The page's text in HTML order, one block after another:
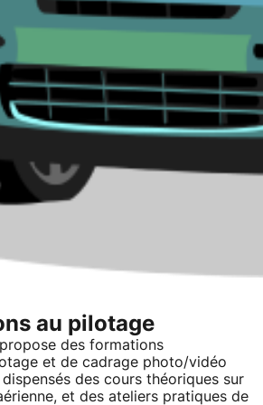
au pilotage
des formations
et de cadrage photo/vidéo
des cours théoriques sur
et des ateliers pratiques de